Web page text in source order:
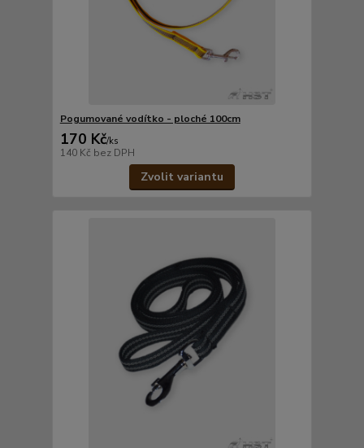
Pogumované vodítko - ploché 100cm
170 Kč/ks
140 Kč bez DPH
Zvolit variantu